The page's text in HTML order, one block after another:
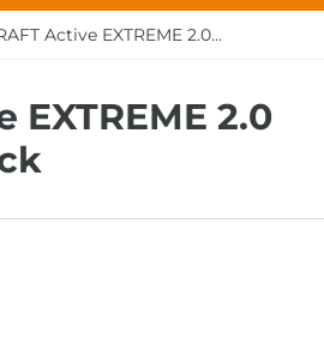
Active EXTREME 2.0...
EXTREME 2.0